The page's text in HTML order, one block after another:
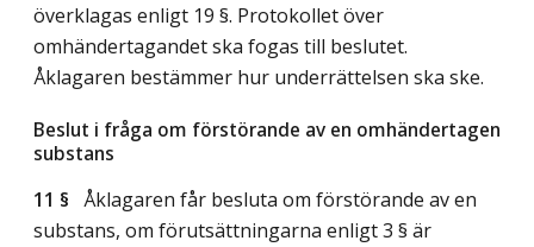
överklagas enligt 19 §. Protokollet över
omhändertagandet ska fogas till beslutet.
Åklagaren bestämmer hur underrättelsen ska ske.
Beslut i fråga om förstörande av en omhändertagen
substans
11 § Åklagaren får besluta om förstörande av en
substans, om förutsättningarna enligt 3 § är